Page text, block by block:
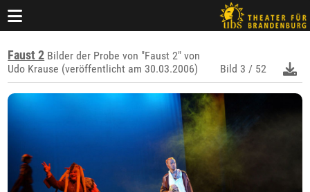
Faust 2 Bilder der Probe von "Faust 2" von
Udo Krause (veröffentlicht am 30.03.2006)
Bild 3 / 52